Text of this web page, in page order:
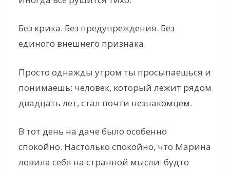
Без крика. Без предупреждения. Без
единого внешнего признака.
Просто однажды утром ты просыпаешься и
понимаешь: человек, который лежит рядом
двадцать лет, стал почти незнакомцем.
В тот день на даче было особенно
спокойно. Настолько спокойно, что Марина
ловила себя на странной мысли: будто